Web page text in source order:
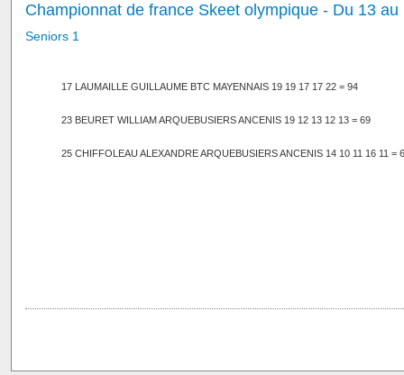
Championnat de france Skeet olympique - Du 13
Seniors 1
17 LAUMAILLE GUILLAUME BTC MAYENNAIS 19 19 17 17 22 = 94
23 BEURET WILLIAM ARQUEBUSIERS ANCENIS 19 12 13 12 13 = 69
25 CHIFFOLEAU ALEXANDRE ARQUEBUSIERS ANCENIS 14 10 11 16 11 =